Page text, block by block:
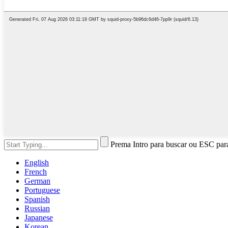
Prema Intro para buscar ou ESC
English
French
German
Portuguese
Spanish
Russian
Japanese